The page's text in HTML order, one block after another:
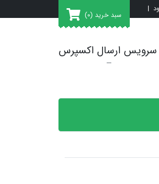
|
سبد خرید (0)
سرویس ارسال اکسپرس